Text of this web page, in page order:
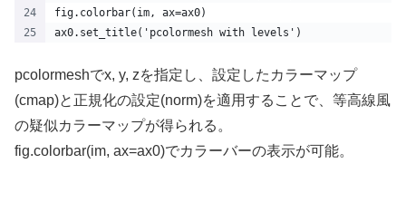
fig.colorbar(im, ax=ax0)
ax0.set_title('pcolormesh with levels')
pcolormeshでx, y, zを指定し、設定したカラーマップ
(cmap)と正規化の設定(norm)を適用することで、等高線風
の疑似カラーマップが得られる。
fig.colorbar(im, ax=ax0)でカラーバーの表示が可能。